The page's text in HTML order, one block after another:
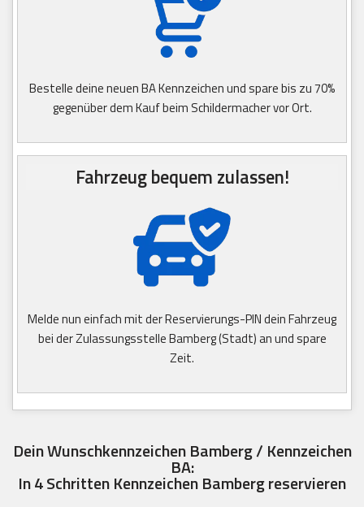
Bestelle deine neuen BA Kennzeichen und spare bis zu 70%
gegenüber dem Kauf beim Schildermacher vor Ort.
Fahrzeug bequem zulassen!
Melde nun einfach mit der Reservierungs-PIN dein Fahrzeug
bei der Zulassungsstelle Bamberg (Stadt) an und spare
Zeit.
Dein Wunschkennzeichen Bamberg / Kennzeichen
BA:
In 4 Schritten Kennzeichen Bamberg reservieren